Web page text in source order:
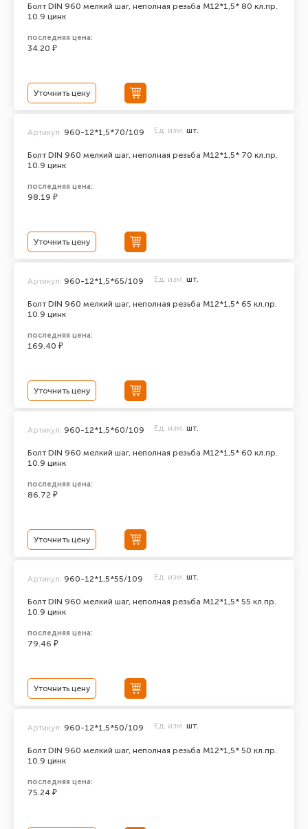
Болт DIN 960 мелкий шаг, неполная резьба M12*1,5* 80 кл.пр.
10.9 цинк
последняя цена:
34.20 ₽
Уточнить цену
Болт DIN 960 мелкий шаг, неполная резьба M12*1,5* 70 кл.пр.
10.9 цинк
Артикул: 960-12*1,5*70/109 Ед. изм. шт.
последняя цена:
98.19 ₽
Уточнить цену
Болт DIN 960 мелкий шаг, неполная резьба M12*1,5* 65 кл.пр.
10.9 цинк
Артикул: 960-12*1,5*65/109 Ед. изм. шт.
последняя цена:
169.40 ₽
Уточнить цену
Болт DIN 960 мелкий шаг, неполная резьба M12*1,5* 60 кл.пр.
10.9 цинк
Артикул: 960-12*1,5*60/109 Ед. изм. шт.
последняя цена:
86.72 ₽
Уточнить цену
Болт DIN 960 мелкий шаг, неполная резьба M12*1,5* 55 кл.пр.
10.9 цинк
Артикул: 960-12*1,5*55/109 Ед. изм. шт.
последняя цена:
79.46 ₽
Уточнить цену
Болт DIN 960 мелкий шаг, неполная резьба M12*1,5* 50 кл.пр.
10.9 цинк
Артикул: 960-12*1,5*50/109 Ед. изм. шт.
последняя цена:
75.24 ₽